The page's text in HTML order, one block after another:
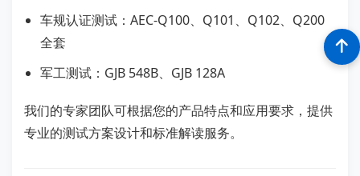
车规认证测试：AEC-Q100、Q101、Q102、Q200
全套
军工测试：GJB 548B、GJB 128A
我们的专家团队可根据您的产品特点和应用要求，提供
专业的测试方案设计和标准解读服务。